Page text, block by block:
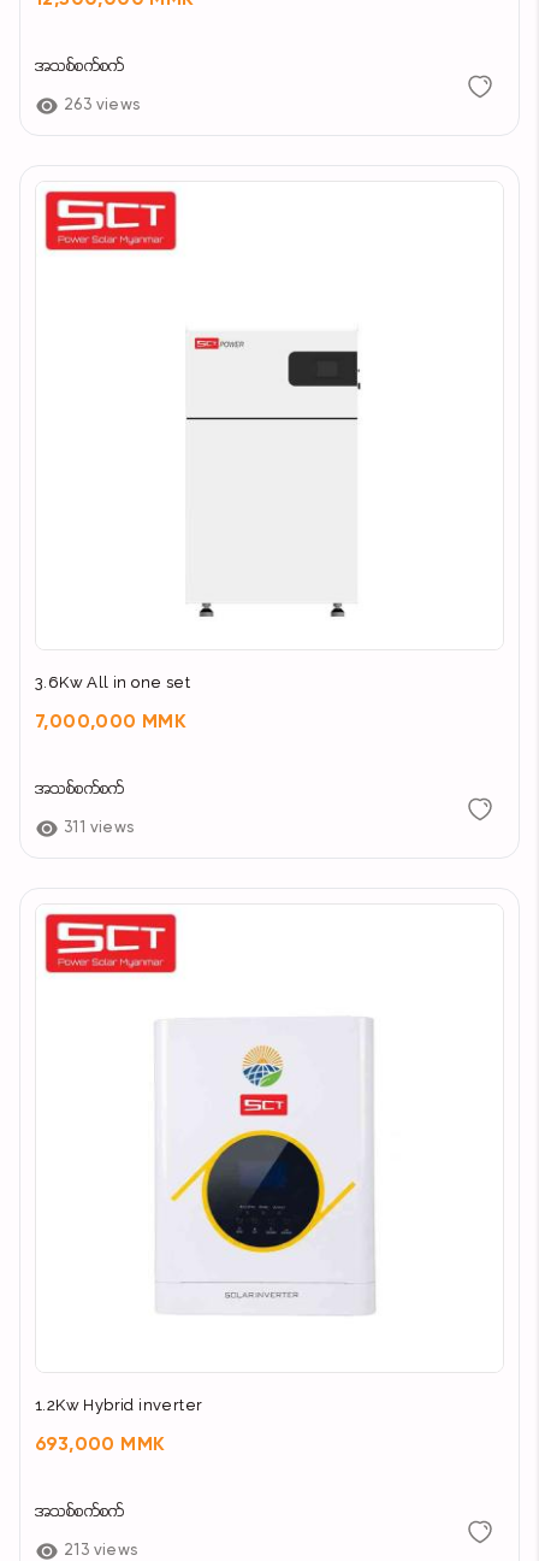
အသစ်စက်စက်
263 views
3.6Kw All in one set
7,000,000 MMK
အသစ်စက်စက်
311 views
1.2Kw Hybrid inverter
693,000 MMK
အသစ်စက်စက်
213 views